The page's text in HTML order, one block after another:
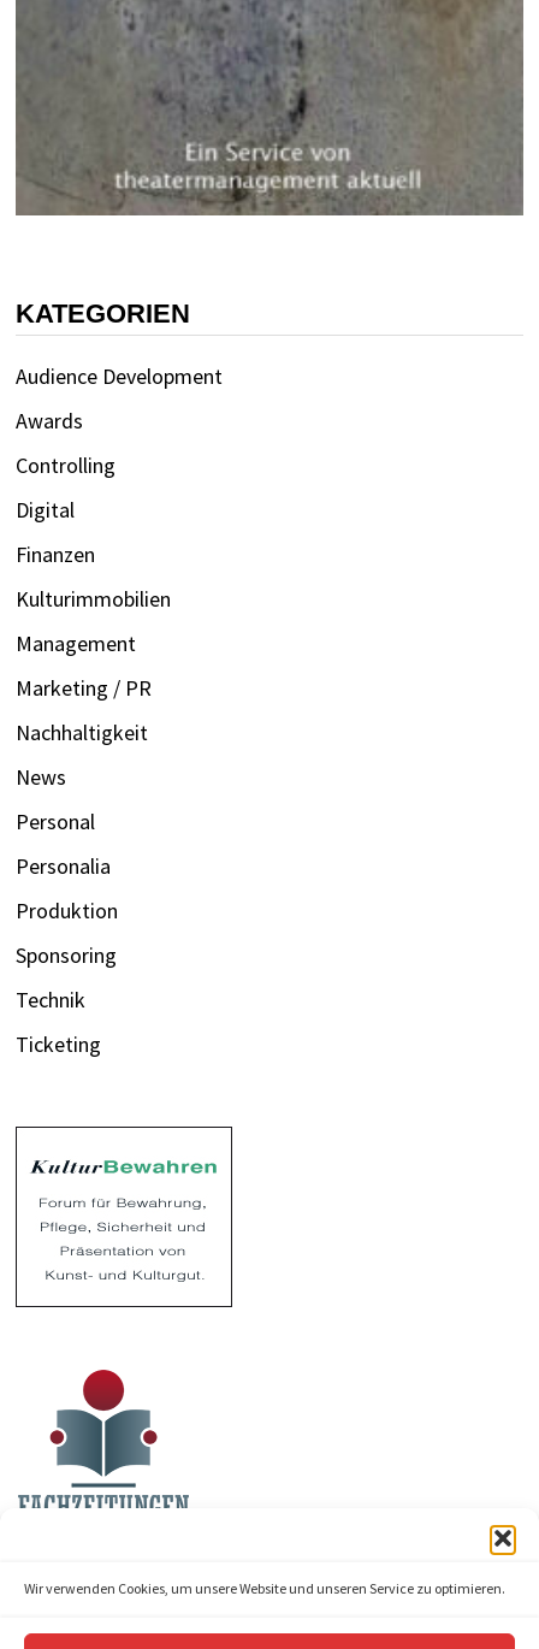
Wir verwenden Cookies, um unsere Website und unseren Service zu optimieren.
KATEGORIEN
Audience Development
Awards
Controlling
Digital
Finanzen
Kulturimmobilien
Management
Marketing / PR
Nachhaltigkeit
News
Personal
Personalia
Produktion
Sponsoring
Technik
Ticketing